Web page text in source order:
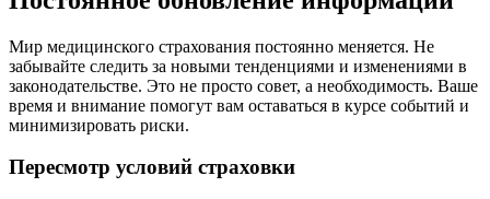
Мир медицинского страхования постоянно меняется. Не
забывайте следить за новыми тенденциями и изменениями в
законодательстве. Это не просто совет, а необходимость. Ваше
время и внимание помогут вам оставаться в курсе событий и
минимизировать риски.
Пересмотр условий страховки